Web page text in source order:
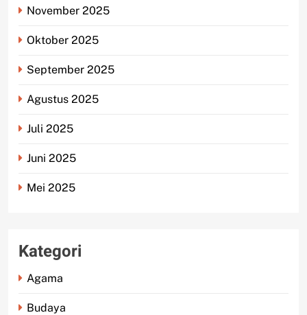
November 2025
Oktober 2025
September 2025
Agustus 2025
Juli 2025
Juni 2025
Mei 2025
Kategori
Agama
Budaya